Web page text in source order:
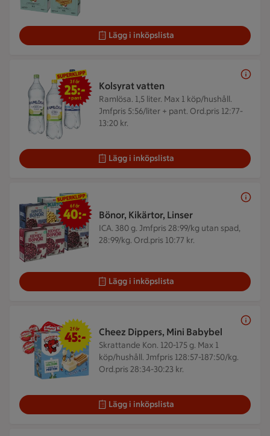
Lägg i inköpslista
Kolsyrat vatten
Ramlösa. 1,5 liter. Max 1 köp/hushåll.
Jmfpris 5:56/liter + pant. Ord.pris 12:77-
13:20 kr.
3 för 25 kr
3 för
25:-
+pant
Lägg i inköpslista
Bönor, Kikärtor, Linser
ICA. 380 g. Jmfpris 28:99/kg utan spad,
28:99/kg. Ord.pris 10:77 kr.
6 för 40 kr
6 för
40:-
Lägg i inköpslista
Cheez Dippers, Mini Babybel
Skrattande Kon. 120-175 g. Max 1
köp/hushåll. Jmfpris 128:57-187:50/kg.
Ord.pris 28:34-30:23 kr.
2 för 45 kr
2 för
45:-
Lägg i inköpslista